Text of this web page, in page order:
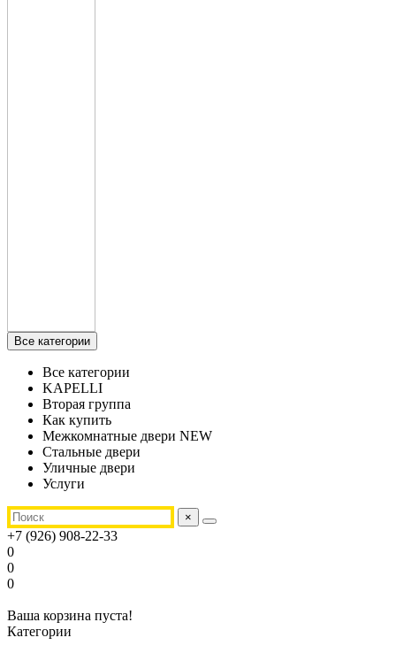
Все категории
Все категории
KAPELLI
Вторая группа
Как купить
Межкомнатные двери NEW
Стальные двери
Уличные двери
Услуги
×
+7 (926) 908-22-33
0
0
0
Ваша корзина пуста!
Категории